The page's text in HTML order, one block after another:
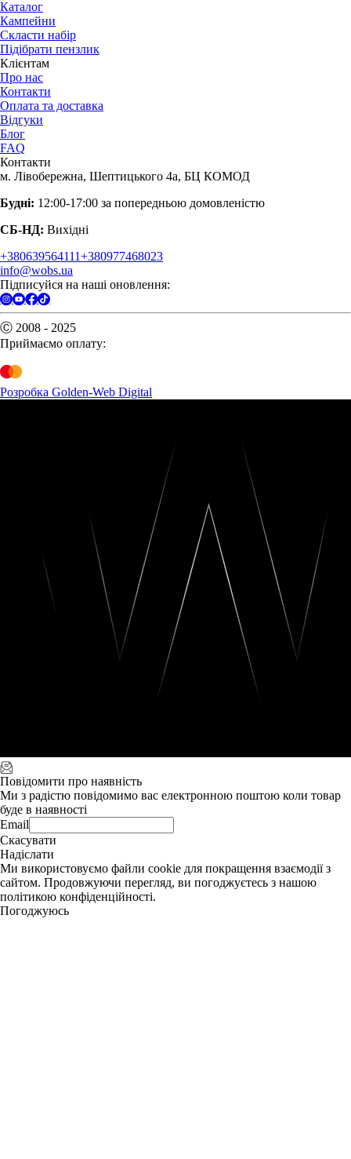
Каталог
Кампейни
Скласти набір
Підібрати пензлик
Клієнтам
Про нас
Контакти
Оплата та доставка
Відгуки
Блог
FAQ
Контакти
м. Лівобережна, Шептицького 4а, БЦ КОМОД
Будні: 12:00-17:00 за попередньою домовленістю
СБ-НД: Вихідні
+380639564111+380977468023
info@wobs.ua
Підписуйся на наші оновлення:
Ⓒ 2008 - 2025
Приймаємо оплату:
Розробка Golden-Web Digital
Повідомити про наявність
Ми з радістю повідомимо вас електронною поштою коли товар
буде в наявності
Email
Скасувати
Надіслати
Ми використовуємо файли cookie для покращення взаємодії з
сайтом. Продовжуючи перегляд, ви погоджуєтесь з нашою
політикою конфіденційності.
Погоджуюсь